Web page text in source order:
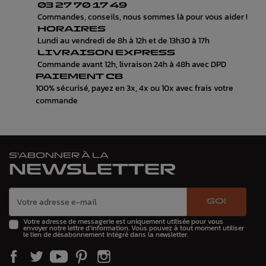
03 27 70 17 49
Commandes, conseils, nous sommes là pour vous aider !
HORAIRES
Lundi au vendredi de 8h à 12h et de 13h30 à 17h
LIVRAISON EXPRESS
Commande avant 12h, livraison 24h à 48h avec DPD
PAIEMENT CB
100% sécurisé, payez en 3x, 4x ou 10x avec frais votre
commande
S'ABONNER À LA
NEWSLETTER
GO!
Votre adresse de messagerie est uniquement utilisée pour vous
envoyer notre lettre d'information. Vous pouvez à tout moment utiliser
le lien de désabonnement intégré dans la newsletter.